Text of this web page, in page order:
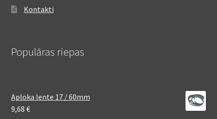
Kontakti
Populāras riepas
Aploka lente 17 / 60mm
9,68 €